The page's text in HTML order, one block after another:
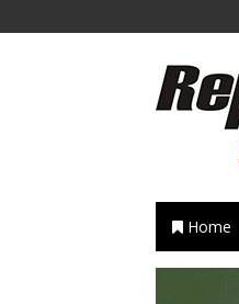
Home